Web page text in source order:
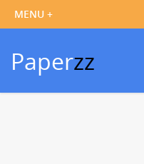
Paperzz